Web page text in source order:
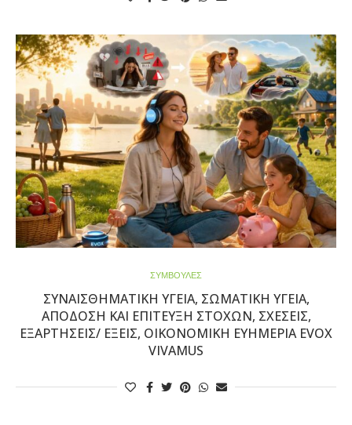
ΣΥΜΒΟΥΛΕΣ
ΣΥΝΑΙΣΘΗΜΑΤΙΚΉ ΥΓΕΊΑ, ΣΩΜΑΤΙΚΉ ΥΓΕΊΑ,
ΑΠΌΔΟΣΗ ΚΑΙ ΕΠΊΤΕΥΞΗ ΣΤΌΧΩΝ, ΣΧΈΣΕΙΣ,
ΕΞΑΡΤΉΣΕΙΣ/ ΕΞΕΙΣ, ΟΙΚΟΝΟΜΙΚΉ ΕΥΗΜΕΡΊΑ EVOX
VIVAMUS